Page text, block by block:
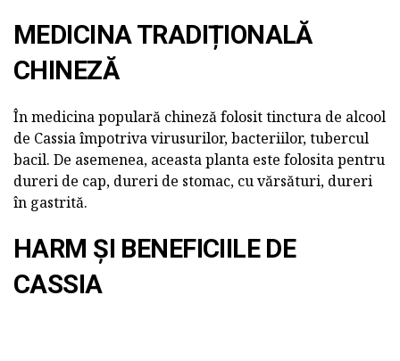
MEDICINA TRADIȚIONALĂ
CHINEZĂ
În medicina populară chineză folosit tinctura de alcool
de Cassia împotriva virusurilor, bacteriilor, tubercul
bacil. De asemenea, aceasta planta este folosita pentru
dureri de cap, dureri de stomac, cu vărsături, dureri
în gastrită.
HARM ȘI BENEFICIILE DE
CASSIA